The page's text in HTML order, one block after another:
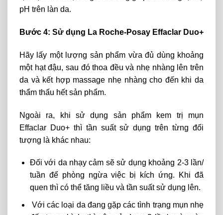
pH trên làn da.
Bước 4: Sử dụng La Roche-Posay Effaclar Duo+
Hãy lấy một lượng sản phẩm vừa đủ dùng khoảng
một hạt đậu, sau đó thoa đều và nhẹ nhàng lên trên
da và kết hợp massage nhẹ nhàng cho đến khi da
thẩm thấu hết sản phẩm.
Ngoài ra, khi sử dụng sản phẩm kem trị mụn
Effaclar Duo+ thì tần suất sử dụng trên từng đối
tượng là khác nhau:
Đối với da nhạy cảm sẽ sử dụng khoảng 2-3 lần/
tuần để phòng ngừa việc bị kích ứng. Khi đã
quen thì có thể tăng liều và tần suất sử dụng lên.
Với các loại da đang gặp các tình trạng mụn nhẹ